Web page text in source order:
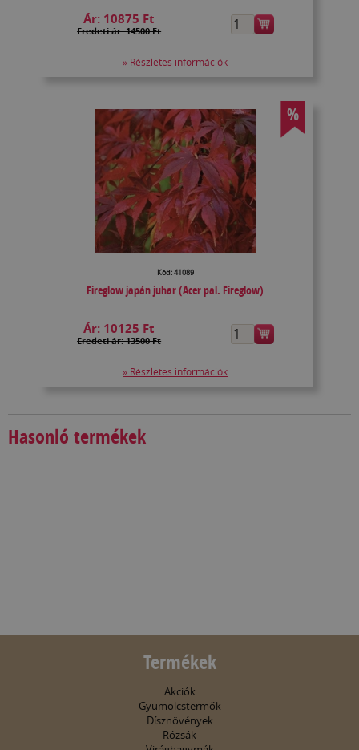
Ár: 10875 Ft
Eredeti ár: 14500 Ft
» Részletes információk
%
Kód: 41089
Fireglow japán juhar (Acer pal. Fireglow)
Ár: 10125 Ft
Eredeti ár: 13500 Ft
» Részletes információk
Hasonló termékek
Termékek
Akciók
Gyümölcstermők
Dísznövények
Rózsák